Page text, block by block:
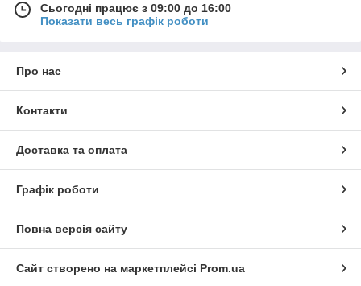
Сьогодні працює з 09:00 до 16:00
Показати весь графік роботи
Про нас
Контакти
Доставка та оплата
Графік роботи
Повна версія сайту
Сайт створено на маркетплейсі Prom.ua